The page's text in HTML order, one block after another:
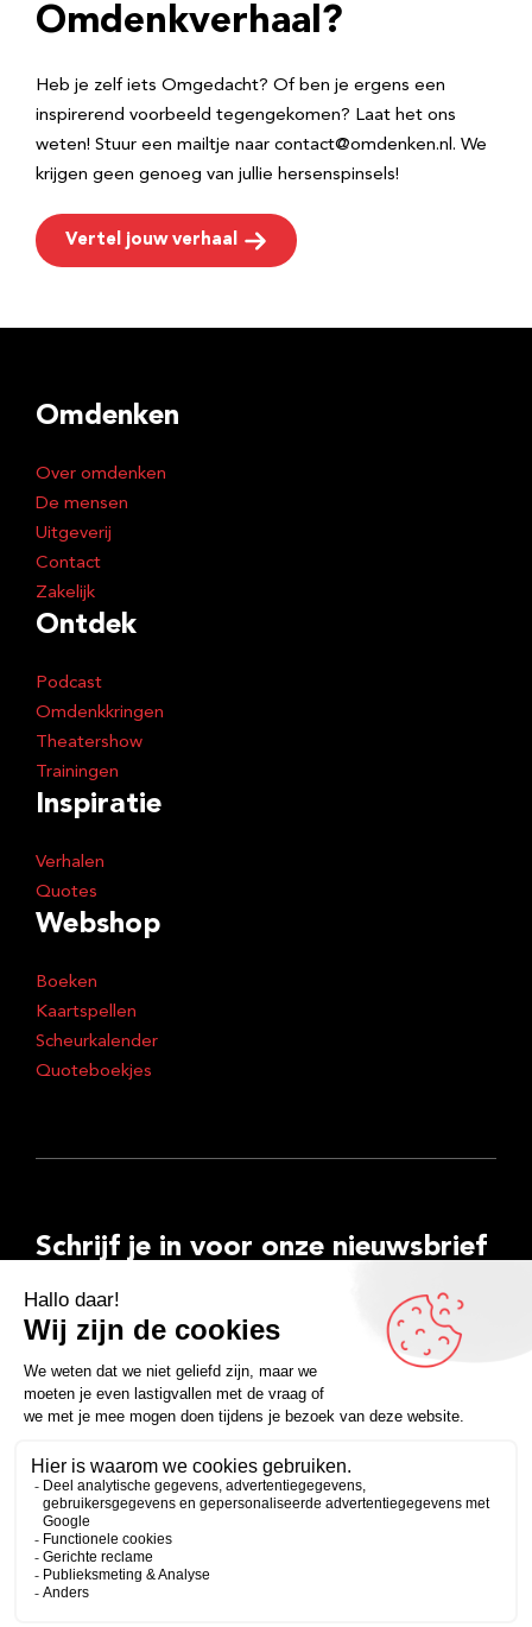
e
Omdenkverhaal?
Heb je zelf iets Omgedacht? Of ben je ergens een
inspirerend voorbeeld tegengekomen? Laat het ons
weten! Stuur een mailtje naar contact@omdenken.nl. We
krijgen geen genoeg van jullie hersenspinsels!
Vertel jouw verhaal
Omdenken
Over omdenken
De mensen
Uitgeverij
Contact
Zakelijk
Ontdek
Podcast
Omdenkkringen
Theatershow
Trainingen
Inspiratie
Verhalen
Quotes
Webshop
Boeken
Kaartspellen
Scheurkalender
Quoteboekjes
Schrijf je in voor onze nieuwsbrief
E-
mailadres
Inschrijven
FacebookInstagramLinkedInYouTubeSpotify
Copyright 2026